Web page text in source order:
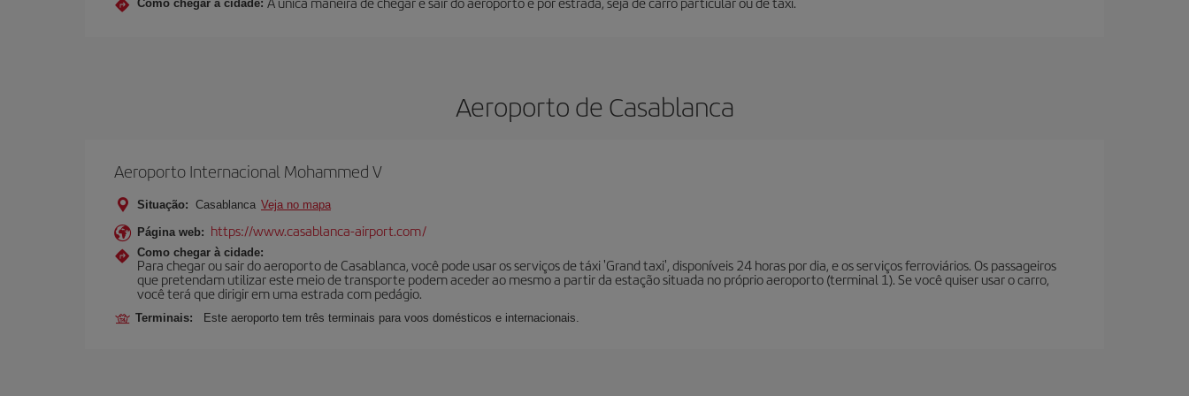
Como chegar à cidade:
Aeroporto de Casablanca
Aeroporto Internacional Mohammed V
Situação: Casablanca Veja no mapa
Página web: https://www.casablanca-airport.com/
Como chegar à cidade:
Para chegar ou sair do aeroporto de Casablanca, você pode usar os serviços de táxi 'Grand taxi', disponíveis 24 horas por dia, e os serviços ferroviários. Os passageiros
que pretendam utilizar este meio de transporte podem aceder ao mesmo a partir da estação situada no próprio aeroporto (terminal 1). Se você quiser usar o carro,
você terá que dirigir em uma estrada com pedágio.
Terminais: Este aeroporto tem três terminais para voos domésticos e internacionais.